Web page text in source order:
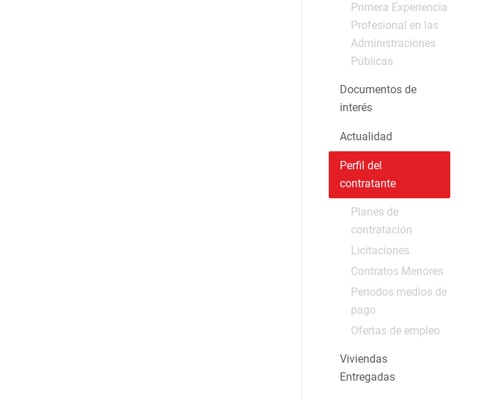
Primera Experiencia
Profesional en las
Administraciones
Públicas
Documentos de
interés
Actualidad
Perfil del
contratante
Planes de
contratación
Licitaciones
Contratos Menores
Periodos medios de
pago
Ofertas de empleo
Viviendas
Entregadas